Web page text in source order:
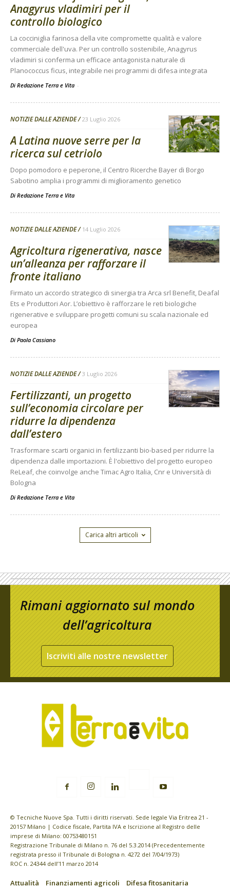
Anagyrus vladimiri per il
controllo biologico
La cocciniglia farinosa della vite compromette qualità e valore
commerciale dell'uva. Per un controllo sostenibile, Anagyrus
vladimiri si conferma un efficace antagonista naturale di
Planococcus ficus, integrabile nei programmi di difesa integrata
Di Redazione Terra e Vita -
NOTIZIE DALLE AZIENDE 23 Luglio 2026
A Latina nuove serre per la
ricerca sul cetriolo
Dopo pomodoro e peperone, il Centro Ricerche Bayer di Borgo
Sabotino amplia i programmi di miglioramento genetico
Di Redazione Terra e Vita
NOTIZIE DALLE AZIENDE 14 Luglio 2026
Agricoltura rigenerativa, nasce
un’alleanza per rafforzare il
fronte italiano
Firmato un accordo strategico di sinergia tra Arca srl Benefit, Deafal
Ets e Produttori Aor. L’obiettivo è rafforzare le reti biologiche
rigenerative e sviluppare progetti comuni su scala nazionale ed
europea
Di Paola Cassiano
NOTIZIE DALLE AZIENDE 3 Luglio 2026
Fertilizzanti, un progetto
sull’economia circolare per
ridurre la dipendenza
dall’estero
Trasformare scarti organici in fertilizzanti bio-based per ridurre la
dipendenza dalle importazioni. È l'obiettivo del progetto europeo
ReLeaf, che coinvolge anche Timac Agro Italia, Cnr e Università di
Bologna
Di Redazione Terra e Vita
Carica altri articoli
Rimani aggiornato sul mondo
dell’agricoltura
Iscriviti alle nostre newsletter
© Tecniche Nuove Spa. Tutti i diritti riservati. Sede legale Via Eritrea 21 -
20157 Milano | Codice fiscale, Partita IVA e Iscrizione al Registro delle
imprese di Milano: 00753480151
Registrazione Tribunale di Milano n. 76 del 5.3.2014 (Precedentemente
registrata presso il Tribunale di Bologna n. 4272 del 7/04/1973)
ROC n. 24344 dell’11 marzo 2014
Attualità Finanziamenti agricoli
Difesa fitosanitaria